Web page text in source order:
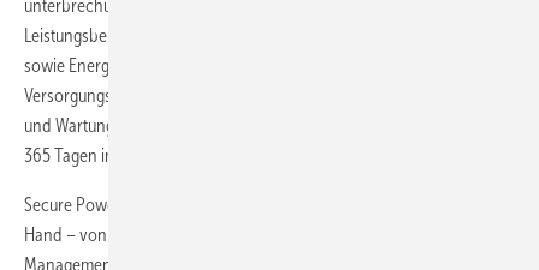
unterbrechungsfreien Stromversorgung (USV), Notstromaggregate im
Leistungsbereich von 60 bis 3200 KVA inklusive Aggregate-Steuerung
sowie Energie-Management-Lösungen für Sicherheitsstrom-
Versorgungsanlagen. Abgerundet wird das Spektrum durch Service
und Wartung mit einer 24-Stunden-Hotline und Rufbereitschaft an
365 Tagen im Jahr.
Secure Power Systems bietet dafür sämtliche Leistungen aus einer
Hand – von der technischen Konzeption über die Planung bis hin zu
Management und Betrieb. ■